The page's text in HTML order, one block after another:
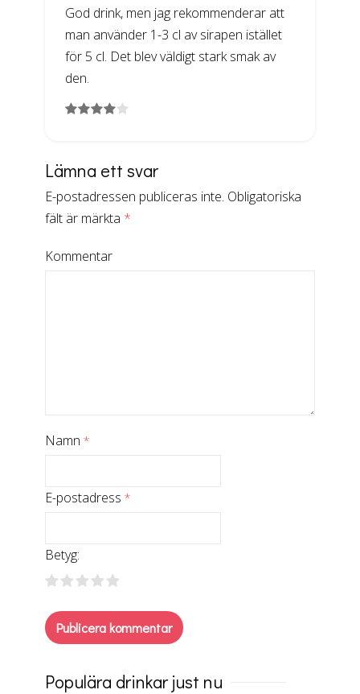
God drink, men jag rekommenderar att
man använder 1-3 cl av sirapen istället
för 5 cl. Det blev väldigt stark smak av
den.
Lämna ett svar
E-postadressen publiceras inte. Obligatoriska
fält är märkta *
Kommentar
Namn *
E-postadress *
Betyg:
Populära drinkar just nu